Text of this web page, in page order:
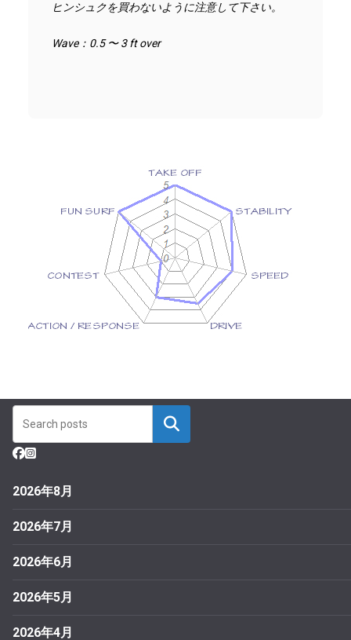
ヒンシュクを買わないように注意して下さい。
Wave：0.5 〜 3 ft over
2026年8月
2026年7月
2026年6月
2026年5月
2026年4月